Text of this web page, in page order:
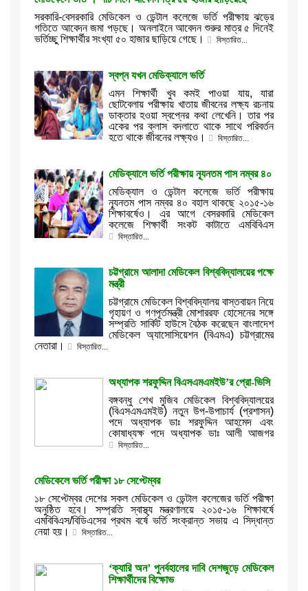
সরকারি-বেসরকারি মেডিকেল ও ডেন্টাল কলেজে ভর্তি পরীক্ষায় ঝড়ের
গতিতে আবেদন জমা পড়ছে। অনলাইনে আবেদন শুরুর মাত্র ৫ দিনেই
ভর্তিচ্ছু শিক্ষার্থীর সংখ্যা ৫০ হাজার ছাড়িয়ে গেছে।
বিস্তারিত...
স্বপ্ন যখন মেডিক্যালে ভর্তি
এমন শিক্ষার্থী খুব কমই পাওয়া যায়, যারা
ছোটবেলায় পরীক্ষায় খাতায় জীবনের লক্ষ্য রচনায়
ডাক্তার হওয়া স্বপ্নের কথা লেখেনি। তার পর
একের পর ক্লাস বদলাতে থাকে সাথে পরিবর্তন
হতে থাকে জীবনের লক্ষ্যও।
বিস্তারিত...
মেডিক্যালে ভর্তি পরীক্ষায় ন্যূনতম পাস নম্বর ৪০
মেডিক্যাল ও ডেন্টাল কলেজে ভর্তি পরীক্ষায়
ন্যূনতম পাস নম্বর ৪০ বহাল থাকছে ২০১৫-১৬
শিক্ষাবর্ষেও। এর আগে বেসরকারি মেডিকেল
কলেজে শিক্ষার্থী সংকট কাটাতে এমবিবিএস
বিস্তারিত...
চট্টগ্রামে আলাদা মেডিকেল বিশ্ববিদ্যালয়ের পক্ষে
মন্ত্রী
চট্টগ্রামে মেডিকেল বিশ্ববিদ্যালয় বাস্তবায়ন নিয়ে
গৃহায়ণ ও গণপূর্তমন্ত্রী মোশাররফ হোসেনের সঙ্গে
সম্প্রতি সার্কিট হাউসে বৈঠক করেছেন বাংলাদেশ
মেডিকেল অ্যাসোসিয়েশন (বিএমএ) চট্টগ্রামের
নেতারা।
বিস্তারিত...
অধ্যাপক শরফুদ্দিন বিএসএমএমইউ’র প্রো-ভিসি
বঙ্গবন্ধু শেখ মুজিব মেডিকেল বিশ্ববিদ্যালয়ের
(বিএসএমএমইউ) নতুন উপ-উপাচার্য (প্রশাসন)
পদে অধ্যাপক ডাঃ শরফুদ্দিন আহমেদ এবং
কোষাধ্যক্ষ পদে অধ্যাপক ডাঃ আলী আজগর
বিস্তারিত...
মেডিকেলে ভর্তি পরীক্ষা ১৮ সেপ্টেম্বর
১৮ সেপ্টেম্বর দেশের সকল মেডিকেল ও ডেন্টাল কলেজের ভর্তি পরীক্ষা
অনুষ্ঠিত হবে। সম্প্রতি স্বাস্থ্য মন্ত্রণালয়ে ২০১৫-১৬ শিক্ষাবর্ষে
এমবিবিএস/বিডিএসের প্রথম বর্ষে ভর্তি সংক্রান্ত সভায় এ সিদ্ধান্ত
নেয়া হয়।
বিস্তারিত...
‘ক্যারি অন’ পুনর্বহালের দাবি দেশজুড়ে মেডিকেল
শিক্ষার্থীদের বিক্ষোভ